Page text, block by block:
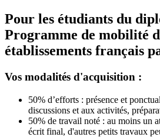
Pour les étudiants du
Programme de mobilité
établissements français
Vos modalités d'acquisition :
50% d’efforts : présence et
discussions et aux activités,
50% de travail noté : au moins un
écrit final, d'autres petits travaux